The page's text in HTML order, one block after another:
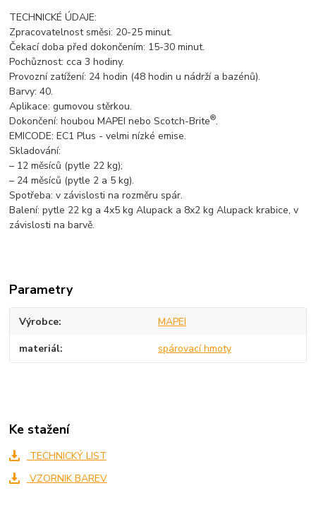
TECHNICKÉ ÚDAJE:
Zpracovatelnost směsi: 20-25 minut.
Čekací doba před dokončením: 15-30 minut.
Pochůznost: cca 3 hodiny.
Provozní zatížení: 24 hodin (48 hodin u nádrží a bazénů).
Barvy: 40.
Aplikace: gumovou stěrkou.
Dokončení: houbou MAPEI nebo Scotch-Brite®.
EMICODE: EC1 Plus - velmi nízké emise.
Skladování:
– 12 měsíců (pytle 22 kg);
– 24 měsíců (pytle 2 a 5 kg).
Spotřeba: v závislosti na rozměru spár.
Balení: pytle 22 kg a 4x5 kg Alupack a 8x2 kg Alupack krabice, v
závislosti na barvě.
Parametry
Výrobce MAPEI
materiál spárovací hmoty
Ke stažení
TECHNICKÝ LIST
VZORNIK BAREV